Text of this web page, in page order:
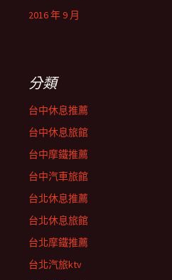
2016 年 9 月
分類
台中休息推薦
台中休息旅館
台中摩鐵推薦
台中汽車旅館
台北休息推薦
台北休息旅館
台北摩鐵推薦
台北汽旅ktv